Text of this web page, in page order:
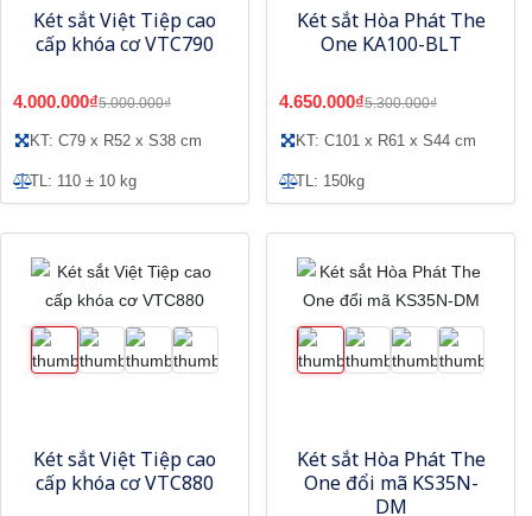
Két sắt Việt Tiệp cao
cấp khóa cơ VTC790
4.000.000₫5.000.000₫
KT: C79 x R52 x S38 cm
TL: 110 ± 10 kg
Két sắt Hòa Phát The
One KA100-BLT
4.650.000₫5.300.000₫
KT: C101 x R61 x S44 cm
TL: 150kg
Két sắt Việt Tiệp cao
cấp khóa cơ VTC880
Két sắt Hòa Phát The
One đổi mã KS35N-
DM